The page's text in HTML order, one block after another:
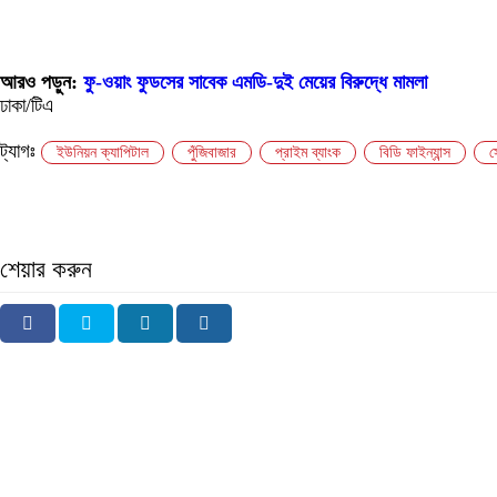
আরও পড়ুন: ফু-ওয়াং ফুডসের সাবেক এমডি-দুই মেয়ের বিরুদ্ধে মামলা
ঢাকা/টিএ
ট্যাগঃ ইউনিয়ন ক্যাপিটাল পুঁজিবাজার প্রাইম ব্যাংক বিডি ফাইন্যান্স
শেয়ার করুন